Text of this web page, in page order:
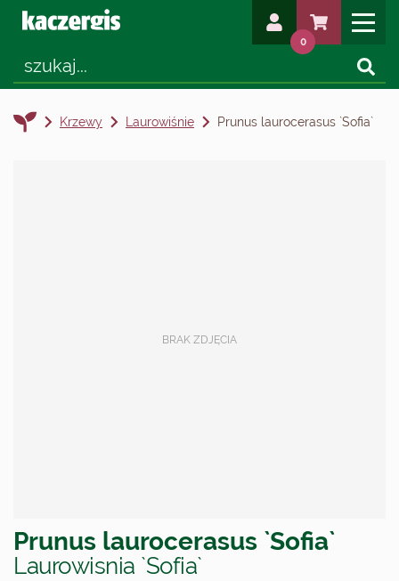
0
Krzewy Laurowiśnie Prunus laurocerasus `Sofia`
Prunus laurocerasus `Sofia`
Laurowisnia `Sofia`